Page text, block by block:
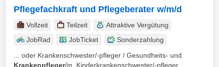
Pflegefachkraft und Pflegeberater w/m/d
Vollzeit Teilzeit
Attraktive Vergütung
JobRad
JobTicket
Sonderzahlung
... oder Krankenschwester/-pfleger / Gesundheits- und
Krankenpfleger/in, Kinderkrankenschwester/-pfleger